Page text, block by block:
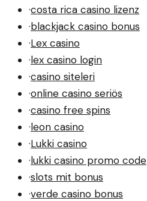
·costa rica casino lizenz
·blackjack casino bonus
·Lex casino
·lex casino login
·casino siteleri
·online casino seriös
·casino free spins
·leon casino
·Lukki casino
·lukki casino promo code
·slots mit bonus
·verde casino bonus